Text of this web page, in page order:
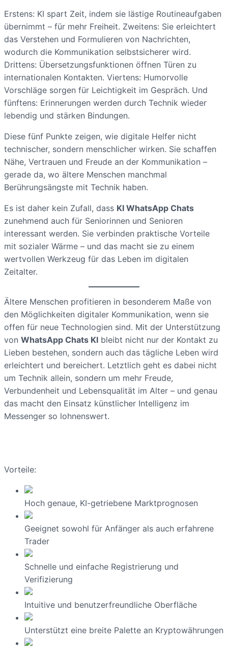
Erstens: KI spart Zeit, indem sie lästige Routineaufgaben
übernimmt – für mehr Freiheit. Zweitens: Sie erleichtert
das Verstehen und Formulieren von Nachrichten,
wodurch die Kommunikation selbstsicherer wird.
Drittens: Übersetzungsfunktionen öffnen Türen zu
internationalen Kontakten. Viertens: Humorvolle
Vorschläge sorgen für Leichtigkeit im Gespräch. Und
fünftens: Erinnerungen werden durch Technik wieder
lebendig und stärken Bindungen.
Diese fünf Punkte zeigen, wie digitale Helfer nicht
technischer, sondern menschlicher wirken. Sie schaffen
Nähe, Vertrauen und Freude an der Kommunikation –
gerade da, wo ältere Menschen manchmal
Berührungsängste mit Technik haben.
Es ist daher kein Zufall, dass KI WhatsApp Chats
zunehmend auch für Seniorinnen und Senioren
interessant werden. Sie verbinden praktische Vorteile
mit sozialer Wärme – und das macht sie zu einem
wertvollen Werkzeug für das Leben im digitalen
Zeitalter.
Ältere Menschen profitieren in besonderem Maße von
den Möglichkeiten digitaler Kommunikation, wenn sie
offen für neue Technologien sind. Mit der Unterstützung
von WhatsApp Chats KI bleibt nicht nur der Kontakt zu
Lieben bestehen, sondern auch das tägliche Leben wird
erleichtert und bereichert. Letztlich geht es dabei nicht
um Technik allein, sondern um mehr Freude,
Verbundenheit und Lebensqualität im Alter – und genau
das macht den Einsatz künstlicher Intelligenz im
Messenger so lohnenswert.
Vorteile:
Hoch genaue, KI-getriebene Marktprognosen
Geeignet sowohl für Anfänger als auch erfahrene
Trader
Schnelle und einfache Registrierung und
Verifizierung
Intuitive und benutzerfreundliche Oberfläche
Unterstützt eine breite Palette an Kryptowährungen